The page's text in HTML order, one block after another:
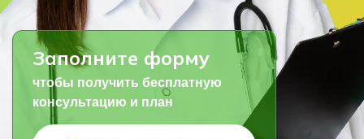
Заполните форму
чтобы получить бесплатную
консультацию и план